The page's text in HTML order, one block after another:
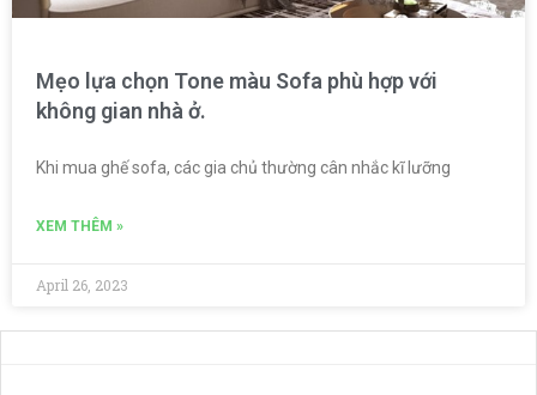
Mẹo lựa chọn Tone màu Sofa phù hợp với
không gian nhà ở.
Khi mua ghế sofa, các gia chủ thường cân nhắc kĩ lưỡng
XEM THÊM »
April 26, 2023